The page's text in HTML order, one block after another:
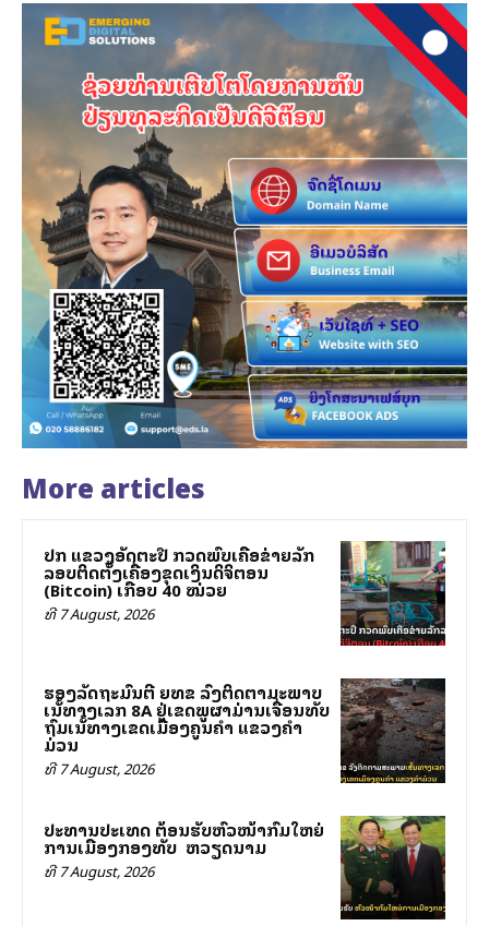
More articles
ປກສ ແຂວງອັດຕະປື ກວດພົບເຄືອຂ່າຍລັກ
ລອບຕິດຕັ້ງເຄື່ອງຂຸດເງິນດິຈິຕອນ
(Bitcoin) ເກືອບ 40 ໝ່ວຍ
ທີ 7 August, 2026
ຮອງລັດຖະມົນຕີ ຍທຂ ລົງຕິດຕາມສະພາບ
ເສັ້ນທາງເລກ 8A ຢູ່ເຂດພູຜາມ່ານເຈື່ອນທັບ
ຖົມເສັ້ນທາງເຂດເມືອງຄູນຄໍາ ແຂວງຄໍາ
ມ່ວນ
ທີ 7 August, 2026
ປະທານປະເທດ ຕ້ອນຮັບຫົວໜ້າກົມໃຫຍ່
ການເມືອງກອງທັບ ສສ ຫວຽດນາມ
ທີ 7 August, 2026